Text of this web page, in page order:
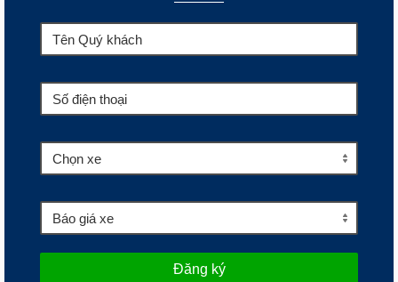
Đăng ký